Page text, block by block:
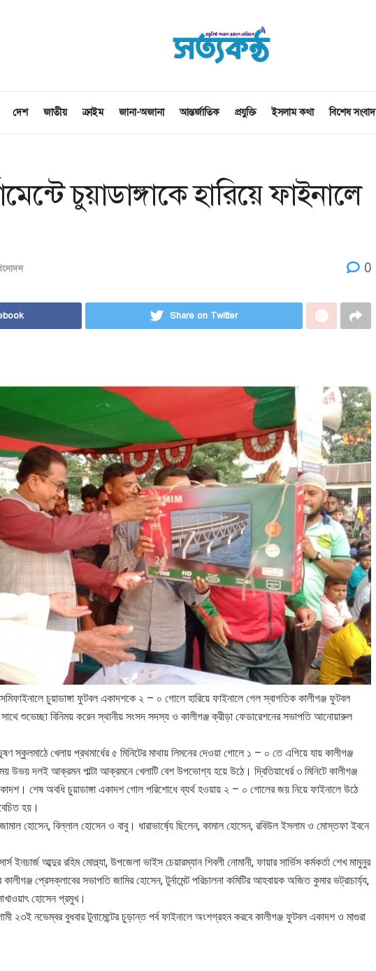
দেশ জাতীয় ক্রাইম জানা-অজানা আন্তর্জাতিক প্রযুক্তি ইসলাম কথা বিশেষ সংবাদ
চুয়াডাঙ্গাকে হারিয়ে ফাইনালে
0
Share on Twitter
চুয়াডাঙ্গা ফুটবল একাদশকে ২ – ০ গোলে হারিয়ে ফাইনালে গেল স্বাগতিক কালীগঞ্জ ফুটবল
শুভেচ্ছা বিনিময় করেন স্থানীয় সংসদ সদস্য ও কালীগঞ্জ ক্রীড়া ফেডারেশনের সভাপতি আনোয়ারুল
স্কুলমাঠে খেলায় প্রথমার্ধের ৫ মিনিটের মাথায় লিমনের দেওয়া গোলে ১ – ০ তে এগিয়ে যায় কালীগঞ্জ
দলই আক্রমন পাল্টা আক্রমনে খেলাটি বেশ উপভোগ্য হয়ে উঠে। দ্বিতিয়াধের্র ৩ মিনিটে কালীগঞ্জ
শেষ অবধি চুয়াডাঙ্গা একাদশ গোল পরিশোধে ব্যর্থ হওয়ায় ২ – ০ গোলের জয় নিয়ে ফাইনালে উঠে
হয়।
হোসেন, বিল্লাল হোসেন ও বাবু। ধারাভার্ষ্যে ছিলেন, কামাল হোসেন, রবিউল ইসলাম ও মোস্তফা ইবনে
ইনচার্জ আব্দুর রহিম মোল্ল্যা, উপজেলা ভাইস চেয়ারম্যান শিবলী নোমানী, ফায়ার সার্ভিস কর্মকর্তা শেখ মামুনুর
প্রেসক্লাবের সভাপতি জামির হোসেন, টুর্নামেন্ট পরিচালনা কমিটির আহবায়ক অজিত কুমার ভট্রাচার্য্য,
হোসেন প্রমুখ।
২৩ই নভেম্বর বুধবার টুনামেন্টের চুড়ান্ত পর্ব ফাইনালে অংশগ্রহন করবে কালীগঞ্জ ফুটবল একাদশ ও মাগুরা